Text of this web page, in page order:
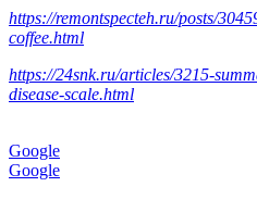
https://remontspecteh.ru/posts/
coffee.html
https://24snk.ru/articles/3215-
disease-scale.html
Google
Google